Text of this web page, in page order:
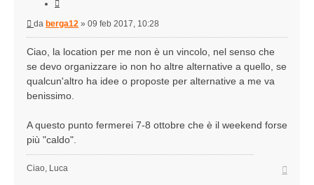
Messaggio
da berga12 » 09 feb 2017, 10:28
Ciao, la location per me non è un vincolo, nel senso che
se devo organizzare io non ho altre alternative a quello, se
qualcun'altro ha idee o proposte per alternative a me va
benissimo.
A questo punto fermerei 7-8 ottobre che è il weekend forse
più "caldo".
Ciao, Luca